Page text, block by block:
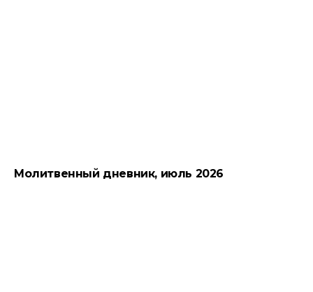
Молитвенный дневник, июль 2026